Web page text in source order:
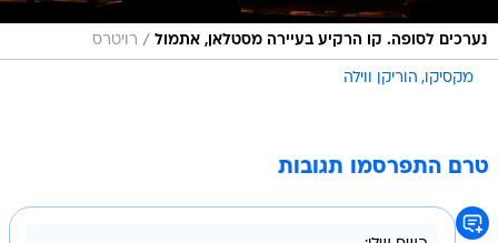
נערכים לסופה. קו הרקיע בעיירה מסטלאן, אתמול / רויטרס
מקסיקו הוריקן ווילה
טרם התפרסמו תגובות